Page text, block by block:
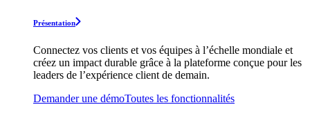
Présentation
Connectez vos clients et vos équipes à l’échelle mondiale et
créez un impact durable grâce à la plateforme conçue pour les
leaders de l’expérience client de demain.
Demander une démoToutes les fonctionnalités